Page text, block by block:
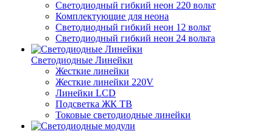
Светодиодный гибкий неон 220 вольт
Комплектующие для неона
Светодиодный гибкий неон 12 вольт
Светодиодный гибкий неон 24 вольта
Светодиодные Линейки
Жесткие линейки
Жесткие линейки 220V
Линейки LCD
Подсветка ЖК ТВ
Токовые светодиодные линейки